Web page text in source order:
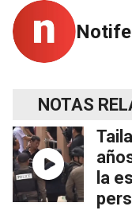
NOTAS
la